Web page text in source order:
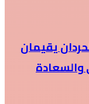
يقيمان
والسعادة